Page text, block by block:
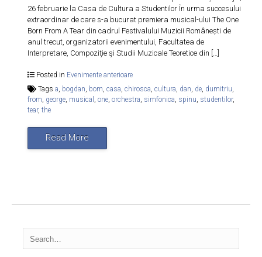
26 februarie la Casa de Cultura a Studentilor În urma succesului
extraordinar de care s-a bucurat premiera musical-ului The One
Born From A Tear din cadrul Festivalului Muzicii Românești de
anul trecut, organizatorii evenimentului, Facultatea de
Interpretare, Compoziţie şi Studii Muzicale Teoretice din […]
Posted in Evenimente anterioare
Tagsa, bogdan, born,casa,chirosca,cultura, dan, de, dumitriu,
from, george, musical ,one,orchestra, simfonica, spinu, studentilor,
tear,the
Read More